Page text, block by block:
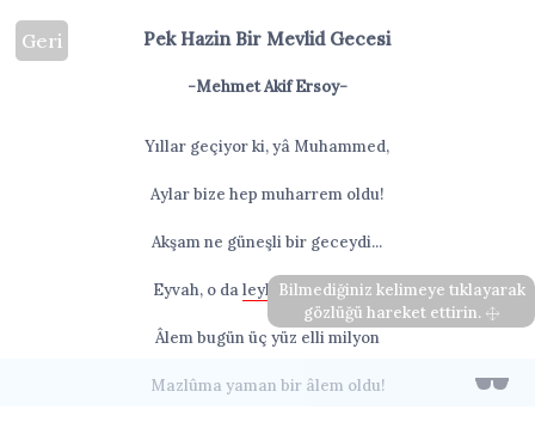
Geri Pek Hazin Bir Mevlid Gecesi
-Mehmet Akif Ersoy-
Yıllar geçiyor ki, yâ Muhammed,
Aylar bize hep muharrem oldu!
Akşam ne güneşli bir geceydi...
Eyvah, o daleyl-i mâtemoldu!
Âlem bugün üç yüz elli milyon
Mazlûma yaman bir âlem oldu!
Bilmediğiniz kelimeye tıklayarak
gözlüğü hareket ettirin.